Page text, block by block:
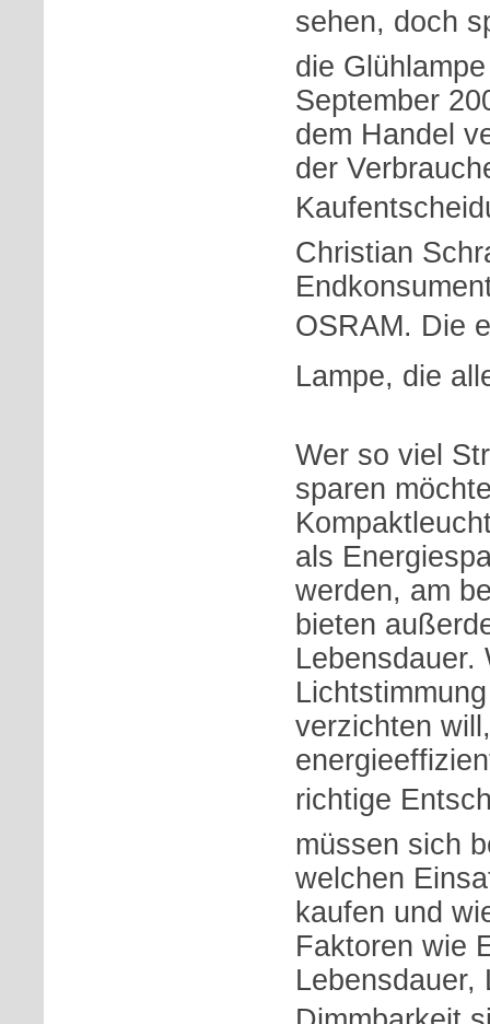
sehen, doch
die
September
dem Handel
der
Christian
OSRAM. Die
Lampe, die
Wer so viel
sparen
als
werden, am
bieten
Lebensdauer.
verzichten
richtige
müssen sich
welchen
kaufen und
Faktoren wie
Lebensdauer,